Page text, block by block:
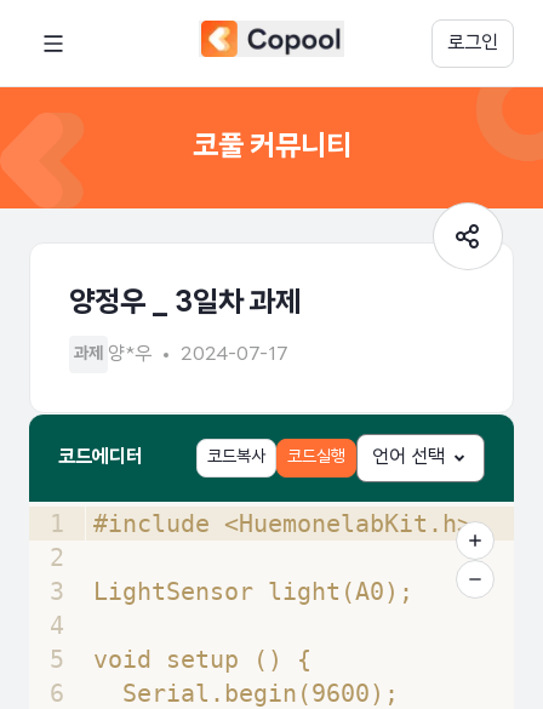
로그인
코풀 커뮤니티
양정우 _ 3일차 과제
과제 양*우 2024-07-17
코드에디터 코드복사 코드실행 언어 선택
1
2
3
4
5
6
#include <HuemonelabKit.h>
LightSensor light(A0);
void setup () {
  Serial.begin(9600);